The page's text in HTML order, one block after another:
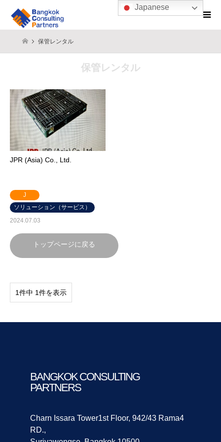
保管レンタル
保管レンタル
JPR (Asia) Co., Ltd.
J
ソリューション（サービス）
2024.07.03
トップページに戻る
1件中 1件を表示
BANGKOK CONSULTING
PARTNERS
Charn Issara Tower1st Floor, 942/43 Rama4
RD.,
Japanese